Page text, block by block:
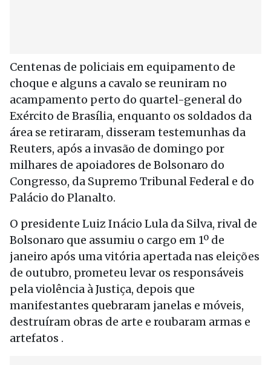
Centenas de policiais em equipamento de
choque e alguns a cavalo se reuniram no
acampamento perto do quartel-general do
Exército de Brasília, enquanto os soldados da
área se retiraram, disseram testemunhas da
Reuters, após a invasão de domingo por
milhares de apoiadores de Bolsonaro do
Congresso, da Supremo Tribunal Federal e do
Palácio do Planalto.
O presidente Luiz Inácio Lula da Silva, rival de
Bolsonaro que assumiu o cargo em 1º de
janeiro após uma vitória apertada nas eleições
de outubro, prometeu levar os responsáveis
pela violência à Justiça, depois que
manifestantes quebraram janelas e móveis,
destruíram obras de arte e roubaram armas e
artefatos .